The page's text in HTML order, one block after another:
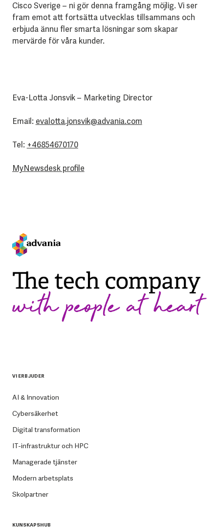
Cisco Sverige – ni gör denna framgång möjlig. Vi ser
fram emot att fortsätta utvecklas tillsammans och
erbjuda ännu fler smarta lösningar som skapar
mervärde för våra kunder.
Eva-Lotta Jonsvik – Marketing Director
Email: evalotta.jonsvik@advania.com
Tel: +46854670170
MyNewsdesk profile
VI ERBJUDER
AI & Innovation
Cybersäkerhet
Digital transformation
IT-infrastruktur och HPC
Managerade tjänster
Modern arbetsplats
Skolpartner
KUNSKAPSHUB